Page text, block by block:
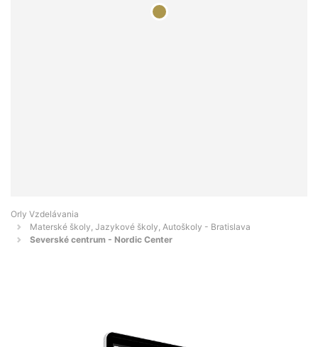
Orly Vzdelávania
Materské školy, Jazykové školy, Autoškoly - Bratislava
Severské centrum - Nordic Center